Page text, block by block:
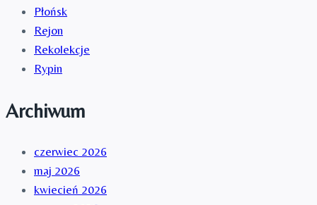
Płońsk
Rejon
Rekolekcje
Rypin
Archiwum
czerwiec 2026
maj 2026
kwiecień 2026